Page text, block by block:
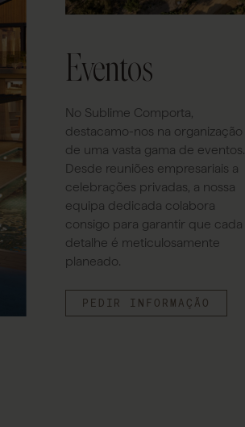
Eventos
No Sublime Comporta,
destacamo-nos na organização
de uma vasta gama de eventos.
Desde reuniões empresariais a
celebrações privadas, a nossa
equipa dedicada colabora
consigo para garantir que cada
detalhe é meticulosamente
planeado.
PEDIR INFORMAÇÃO